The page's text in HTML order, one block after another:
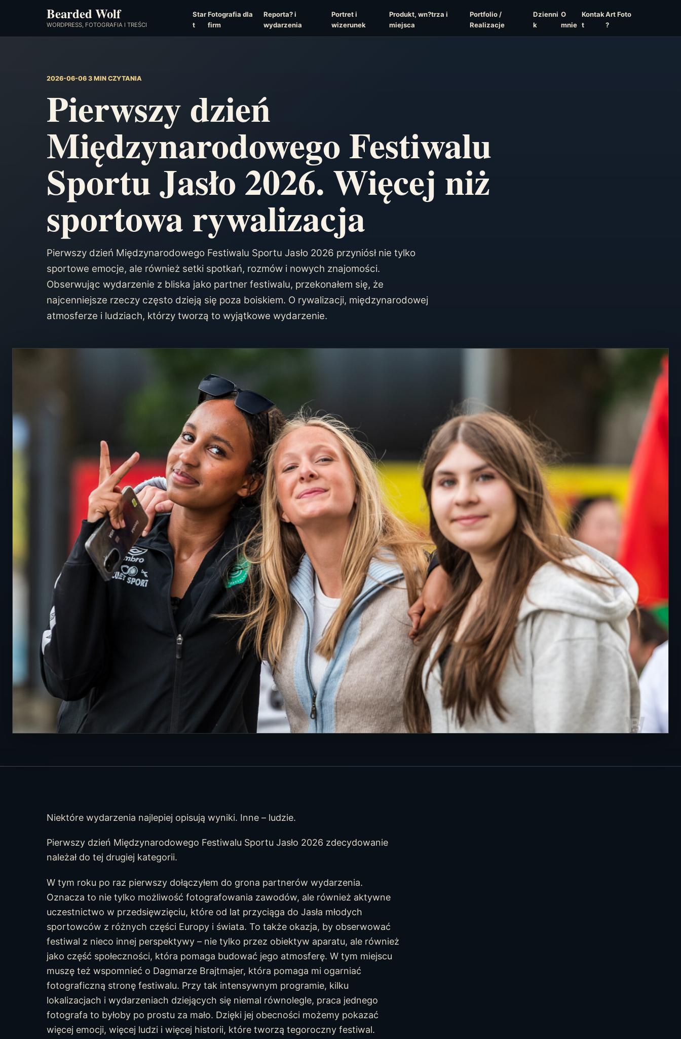
Bearded Wolf
WORDPRESS, FOTOGRAFIA I TREŚCI
Star
t
Fotografia dla
firm
Reporta? i
wydarzenia
Portret i
wizerunek
Produkt, wn?trza i
miejsca
Portfolio /
Realizacje
Dzienni
k
O
mnie
Kontak
t
Art Foto
?
2026-06-06 3 MIN CZYTANIA
Pierwszy dzień
Międzynarodowego Festiwalu
Sportu Jasło 2026. Więcej niż
sportowa rywalizacja
Pierwszy dzień Międzynarodowego Festiwalu Sportu Jasło 2026 przyniósł nie tylko
sportowe emocje, ale również setki spotkań, rozmów i nowych znajomości.
Obserwując wydarzenie z bliska jako partner festiwalu, przekonałem się, że
najcenniejsze rzeczy często dzieją się poza boiskiem. O rywalizacji, międzynarodowej
atmosferze i ludziach, którzy tworzą to wyjątkowe wydarzenie.
Niektóre wydarzenia najlepiej opisują wyniki. Inne – ludzie.
Pierwszy dzień Międzynarodowego Festiwalu Sportu Jasło 2026 zdecydowanie
należał do tej drugiej kategorii.
W tym roku po raz pierwszy dołączyłem do grona partnerów wydarzenia.
Oznacza to nie tylko możliwość fotografowania zawodów, ale również aktywne
uczestnictwo w przedsięwzięciu, które od lat przyciąga do Jasła młodych
sportowców z różnych części Europy i świata. To także okazja, by obserwować
festiwal z nieco innej perspektywy – nie tylko przez obiektyw aparatu, ale również
jako część społeczności, która pomaga budować jego atmosferę. W tym miejscu
muszę też wspomnieć o Dagmarze Brajtmajer, która pomaga mi ogarniać
fotograficzną stronę festiwalu. Przy tak intensywnym programie, kilku
lokalizacjach i wydarzeniach dziejących się niemal równolegle, praca jednego
fotografa to byłoby po prostu za mało. Dzięki jej obecności możemy pokazać
więcej emocji, więcej ludzi i więcej historii, które tworzą tegoroczny festiwal.